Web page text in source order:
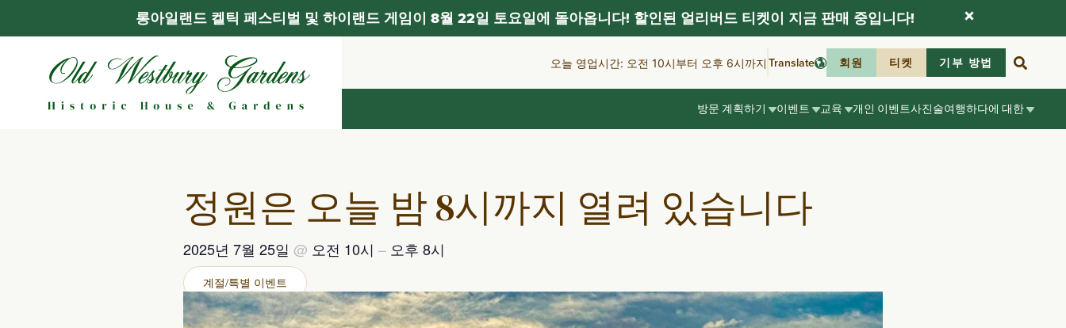
오늘 영업시간: 오전 10시부터 오후 6시까지 Translate 회원 티켓 기부 방법
방문 계획하기 이벤트 교육 개인 이벤트사진술여행하다에 대한
정원은 오늘 밤 8시까지 열려 있습니다
2025년 7월 25일 @ 오전 10시 – 오후 8시
계절/특별 이벤트
롱아일랜드 켈틱 페스티벌 및 하이랜드 게임이 8월 22일 토요일에 돌아옵니다! 할인된 얼리버드 티켓이 지금 판매 중입니다!